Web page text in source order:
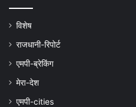
विशेष
राजधानी-रिपोर्ट
एमपी-ब्रेकिंग
मेरा-देश
एमपी-cities